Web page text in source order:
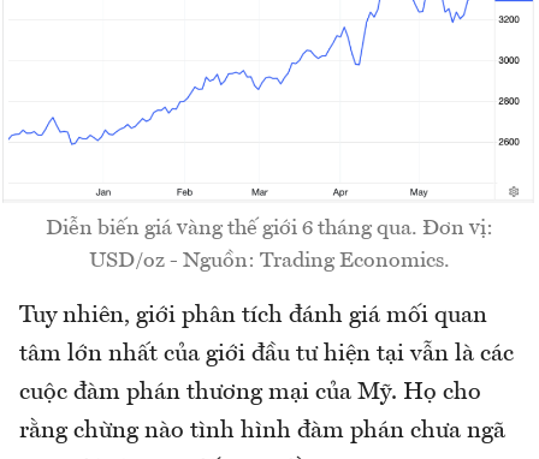
Diễn biến giá vàng thế giới 6 tháng qua. Đơn vị:
USD/oz - Nguồn: Trading Economics.
Tuy nhiên, giới phân tích đánh giá mối quan
tâm lớn nhất của giới đầu tư hiện tại vẫn là các
cuộc đàm phán thương mại của Mỹ. Họ cho
rằng chừng nào tình hình đàm phán chưa ngã